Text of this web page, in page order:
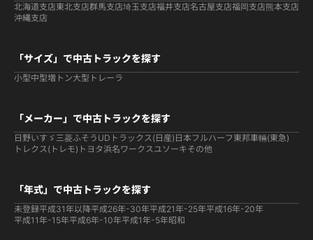
北海道支店東北支店群馬支店埼玉支店福井支店名古屋支店福岡支店熊本支店
沖縄支店
「サイズ」で中古トラックを探す
小型中型増トン大型 トレーラ
「メーカー」で中古トラックを探す
日野いすゞ 三菱ふそう UDトラックス(日産) 日本フルハーフ 東邦車輛(東急)
トレクス(トレモ) トヨタ浜名ワークスユソーキその他
「年式」で中古トラックを探す
未登録平成31年以降平成26年-30年平成21年-25年平成16年-20年
平成11年-15年平成6年-10年平成1年-5年昭和